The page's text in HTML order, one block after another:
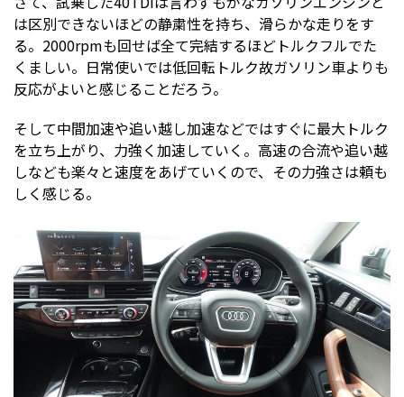
は区別できないほどの静粛性を持ち、滑らかな走りをす
る。2000rpmも回せば全て完結するほどトルクフルでた
くましい。日常使いでは低回転トルク故ガソリン車よりも
反応がよいと感じることだろう。
そして中間加速や追い越し加速などではすぐに最大トルク
を立ち上がり、力強く加速していく。高速の合流や追い越
しなども楽々と速度をあげていくので、その力強さは頼も
しく感じる。